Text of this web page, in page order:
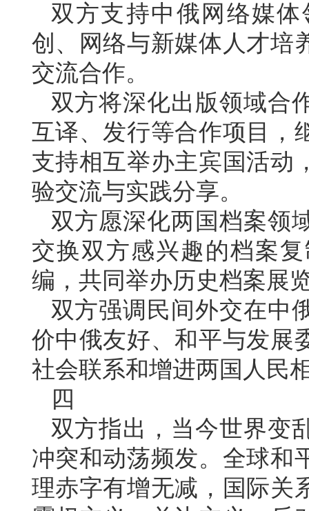
双方支持中俄网络媒
创、网络与新媒体人才培
交流合作。
双方将深化出版领域合
互译、发行等合作项目，
支持相互举办主宾国活动
验交流与实践分享。
双方愿深化两国档案领
交换双方感兴趣的档案
编，共同举办历史档案展
双方强调民间外交在中
价中俄友好、和平与发展
社会联系和增进两国人民
四
双方指出，当今世界变
冲突和动荡频发。全球和
理赤字有增无减，国际关